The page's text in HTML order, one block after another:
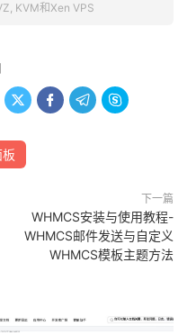
KVM和Xen VPS
   
下一篇
WHMCS安装与使用教程-
WHMCS邮件发送与自定义
WHMCS模板主题方法